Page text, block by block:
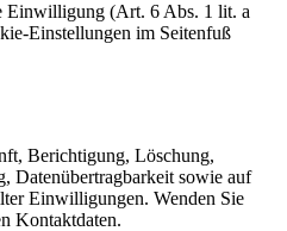
Einwilligung (Art. 6 Abs. 1 lit. a
Einstellungen im Seitenfuß
Berichtigung, Löschung,
Datenübertragbarkeit sowie auf
Einwilligungen. Wenden Sie
Kontaktdaten.